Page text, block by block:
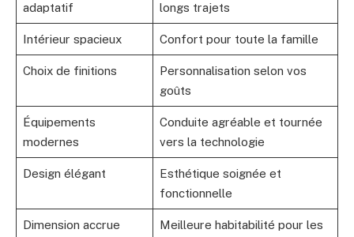
adaptatif
longs trajets
Intérieur spacieux Confort pour toute la famille
Choix de finitions
Personnalisation selon vos
goûts
Équipements
modernes
Conduite agréable et tournée
vers la technologie
Design élégant
Esthétique soignée et
fonctionnelle
Dimension accrue
Meilleure habitabilité pour les